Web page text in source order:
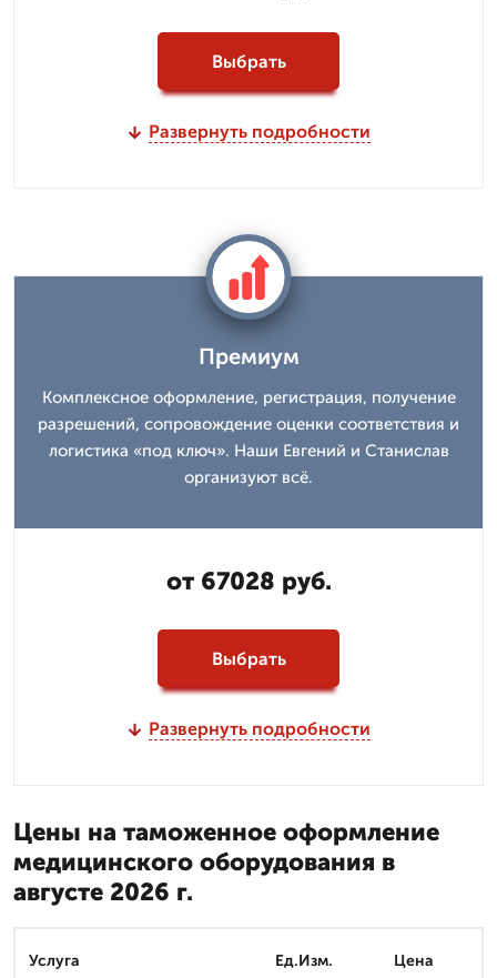
Выбрать
Развернуть подробности
Премиум
Комплексное оформление, регистрация, получение
разрешений, сопровождение оценки соответствия и
логистика «под ключ». Наши Евгений и Станислав
организуют всё.
от 67028 руб.
Выбрать
Развернуть подробности
Цены на таможенное оформление
медицинского оборудования в
августе 2026 г.
Услуга Ед.Изм. Цена